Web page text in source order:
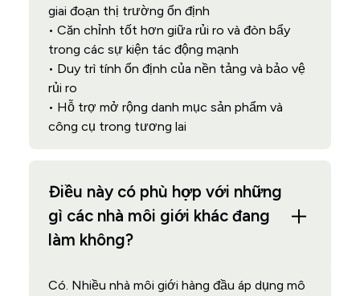
giai đoạn thị trường ổn định
• Căn chỉnh tốt hơn giữa rủi ro và đòn bẩy
trong các sự kiện tác động mạnh
• Duy trì tính ổn định của nền tảng và bảo vệ
rủi ro
• Hỗ trợ mở rộng danh mục sản phẩm và
công cụ trong tương lai
Điều này có phù hợp với những
gì các nhà môi giới khác đang
làm không?
Có. Nhiều nhà môi giới hàng đầu áp dụng mô